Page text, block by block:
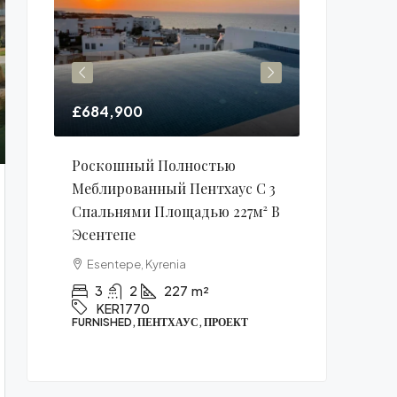
£684,900
Роскошный Полностью
Меблированный Пентхаус С 3
Спальнями Площадью 227м² В
Эсентепе
Esentepe, Kyrenia
3 2 227 m²
KER1770
FURNISHED, ПЕНТХАУС, ПРОЕКТ